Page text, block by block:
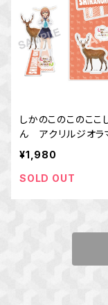
しかのこのこのここ
ん アクリルジオラ
ド 鹿乃子 のこ
¥1,980
SOLD OUT